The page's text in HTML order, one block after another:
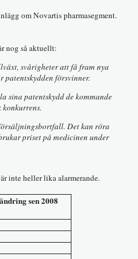
om Novartis pharmasegment.
nog så aktuellt:
svårigheter att få fram nya
försvinner.
sina patentskydd de kommande
Det kan röra
priset på medicinen under
inte heller lika alarmerande.
sen 2008